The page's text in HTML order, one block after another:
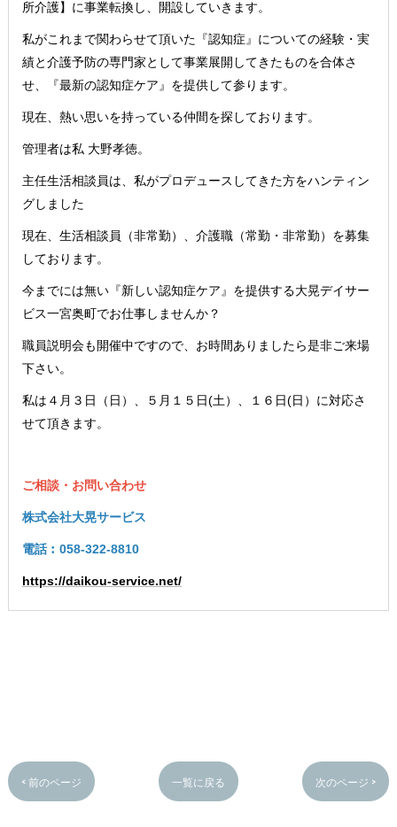
所介護】に事業転換し、開設していきます。
私がこれまで関わらせて頂いた『認知症』についての経験・実
績と介護予防の専門家として事業展開してきたものを合体さ
せ、『最新の認知症ケア』を提供して参ります。
現在、熱い思いを持っている仲間を探しております。
管理者は私 大野孝徳。
主任生活相談員は、私がプロデュースしてきた方をハンティン
グしました
現在、生活相談員（非常勤）、介護職（常勤・非常勤）を募集
しております。
今までには無い『新しい認知症ケア』を提供する大晃デイサー
ビス一宮奥町でお仕事しませんか？
職員説明会も開催中ですので、お時間ありましたら是非ご来場
下さい。
私は４月３日（日）、５月１５日(土）、１６日(日）に対応さ
せて頂きます。
ご相談・お問い合わせ
株式会社大晃サービス
電話︰058-322-8810
https://daikou-service.net/
< 前のページ 一覧に戻る 次のページ >